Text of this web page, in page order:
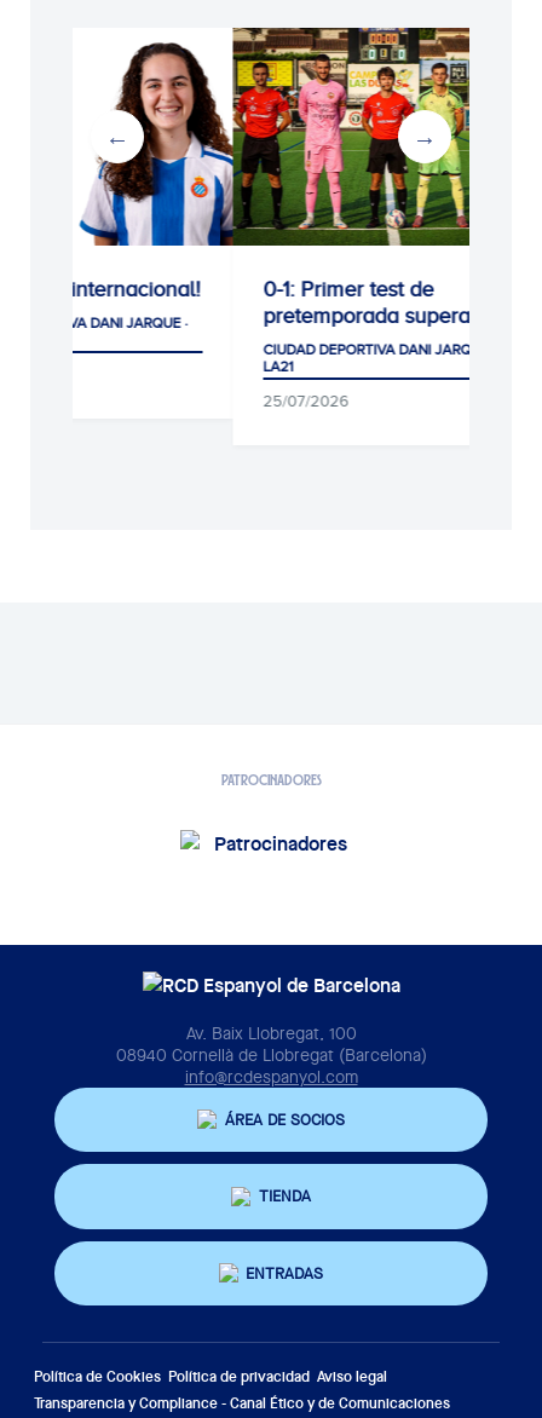
0-1: Primer test de
pretemporada superado
CIUDAD DEPORTIVA DANI JARQUE ·
cogiendo
CIUDAD
PATROCINADORES
Av. Baix Llobregat, 100
08940 Cornellà de Llobregat (Barcelona)
info@rcdespanyol.com
ÁREA DE SOCIOS
TIENDA
ENTRADAS
Política de Cookies Política de privacidad Aviso legal
Transparencia y Compliance - Canal Ético y de Comunicaciones